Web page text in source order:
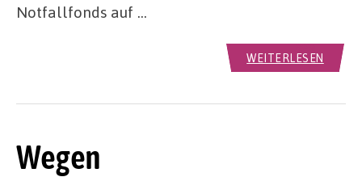
Notfallfonds auf …
WEITERLESEN
Wegen